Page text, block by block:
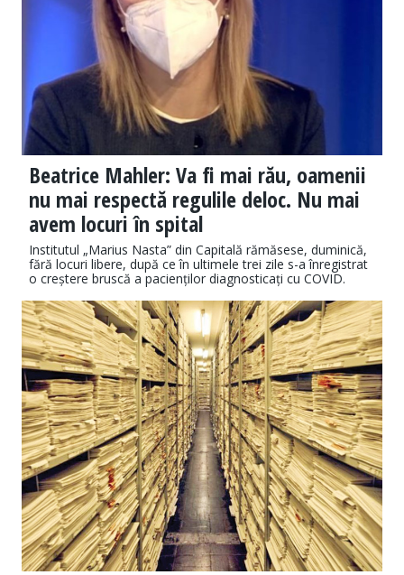
Beatrice Mahler: Va fi mai rău, oamenii
nu mai respectă regulile deloc. Nu mai
avem locuri în spital
Institutul „Marius Nasta” din Capitală rămăsese, duminică,
fără locuri libere, după ce în ultimele trei zile s-a înregistrat
o creștere bruscă a pacienților diagnosticați cu COVID.